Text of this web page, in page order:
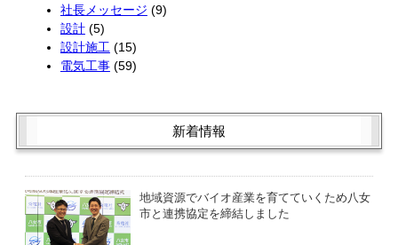
社長メッセージ (9)
設計(5)
設計施工(15)
電気工事(59)
新着情報
地域資源でバイオ産業を育てていくため八女
市と連携協定を締結しました